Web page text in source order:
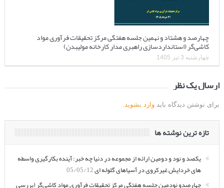
چهارصد و هشتاد و نهمین جلسه هفتگی مرکز تحقیقات فرآوری مواد
کاشی‌گر (استانداردسازی راهبری مدار کارخانه مولیبدن)
چهارشنبه 3 تیر 1405
ارسال یک نظر
برای نوشتن دیدگاه باید وارد بشوید
تازه ترین نوشته ها
یکصد و نود و دومین ارائه از مجموعه در دنیا چه خبر: آینده بکارگیری واسطه
های خردایش غیرکروی در آسیاهای گلوله ای05/05/12
چهارصدو نودمین جلسه هفتگی مرکز تحقیقات فرآوری مواد کاشی‌گر (بررسی